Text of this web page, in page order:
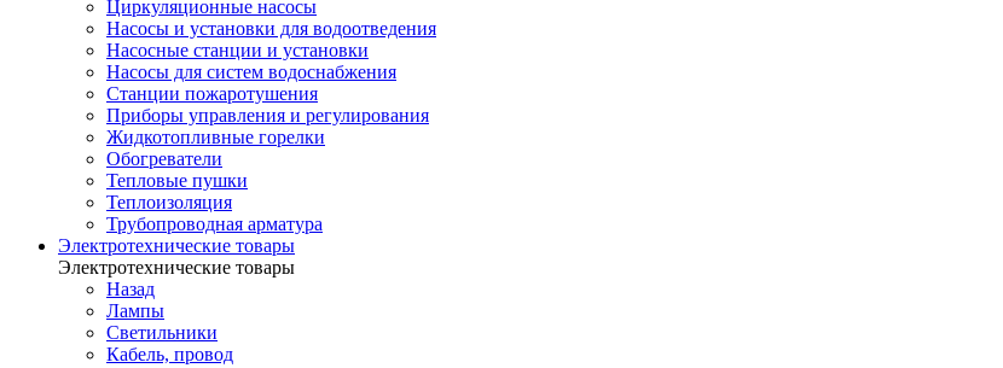
Циркуляционные насосы
Насосы и установки для водоотведения
Насосные станции и установки
Насосы для систем водоснабжения
Станции пожаротушения
Приборы управления и регулирования
Жидкотопливные горелки
Обогреватели
Тепловые пушки
Теплоизоляция
Трубопроводная арматура
Электротехнические товары
Электротехнические товары
Назад
Лампы
Светильники
Кабель, провод